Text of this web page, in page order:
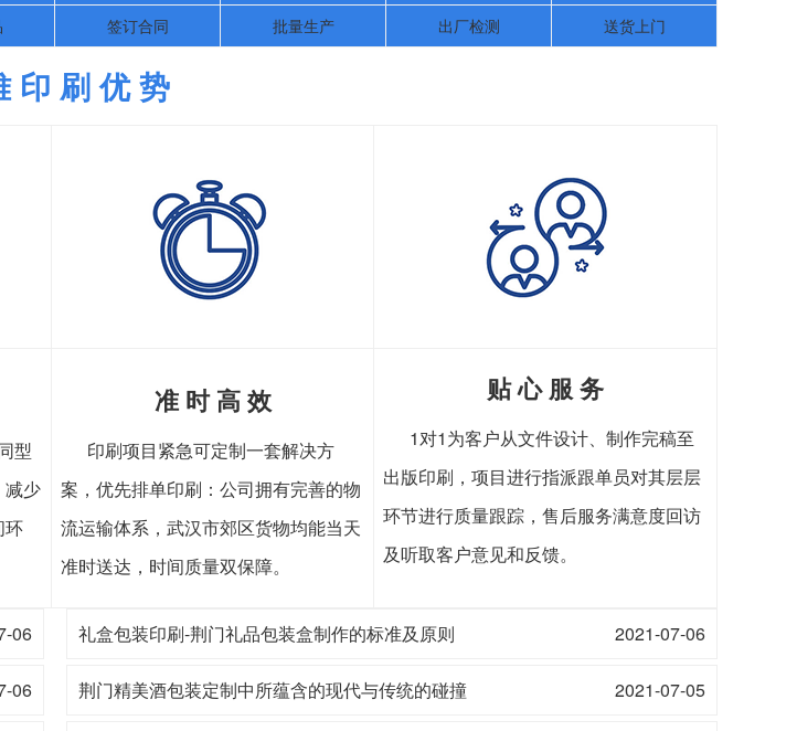
签订合同 批量生产 出厂检测 送货上门
印 刷 优 势
型
减少
环
准 时 高 效
印刷项目紧急可定制一套解决方
案，优先排单印刷：公司拥有完善的物
流运输体系，武汉市郊区货物均能当天
准时送达，时间质量双保障。
贴 心 服 务
1对1为客户从文件设计、制作完稿至
出版印刷，项目进行指派跟单员对其层层
环节进行质量跟踪，售后服务满意度回访
及听取客户意见和反馈。
06 2021-07-06
礼盒包装印刷-荆门礼品包装盒制作的标准及原则
06 2021-07-05
荆门精美酒包装定制中所蕴含的现代与传统的碰撞